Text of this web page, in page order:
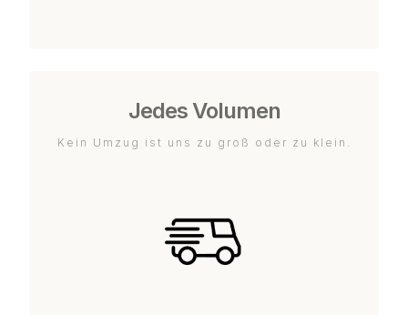
Jedes Volumen
Kein Umzug ist uns zu groß oder zu klein.